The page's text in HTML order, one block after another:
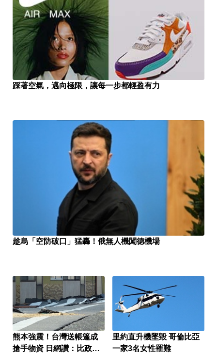
踩著空氣，邁向極限，讓每一步都輕盈有力
趁烏「空防破口」猛轟！俄無人機闖德機場
熊本強震！台灣送帳篷成
搶手物資 日網讚：比政府
里約直升機墜毀 哥倫比亞
一家3名女性罹難